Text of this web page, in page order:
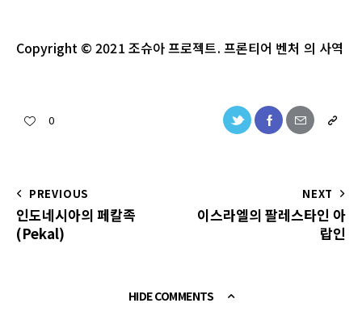
Copyright © 2021 조슈아프로젝트. 프론티어 벤처 의 사역
0
PREVIOUS
인도네시아의 페칼족
(Pekal)
NEXT
이스라엘의 팔레스타인 아
랍인
HIDE COMMENTS